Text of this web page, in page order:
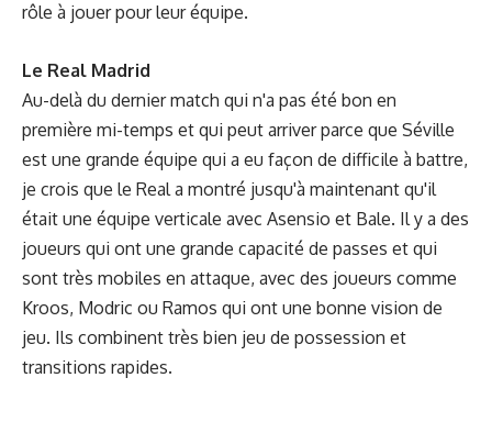
rôle à jouer pour leur équipe.
Le Real Madrid
Au-delà du dernier match qui n'a pas été bon en
première mi-temps et qui peut arriver parce que Séville
est une grande équipe qui a eu façon de difficile à battre,
je crois que le Real a montré jusqu'à maintenant qu'il
était une équipe verticale avec Asensio et Bale. Il y a des
joueurs qui ont une grande capacité de passes et qui
sont très mobiles en attaque, avec des joueurs comme
Kroos, Modric ou Ramos qui ont une bonne vision de
jeu. Ils combinent très bien jeu de possession et
transitions rapides.